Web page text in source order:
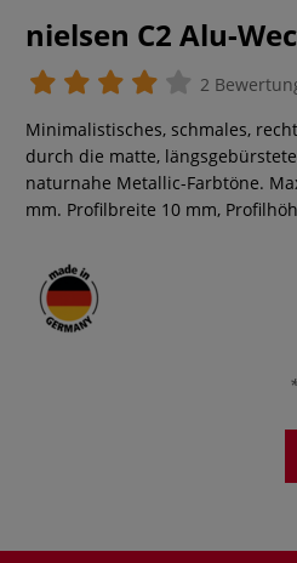
nielsen C2 Alu-
2
Minimalistisches, schmales,
durch die matte,
naturnahe Metallic-Farbtöne.
mm. Profilbreite 10 mm,